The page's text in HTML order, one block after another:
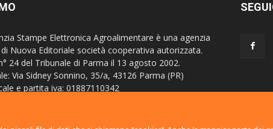
Stampe Elettronica Agroalimentare è una agenzia
Nuova Editoriale società cooperativa autorizzata.
24 del Tribunale di Parma il 13 agosto 2002.
Via Sidney Sonnino, 35/a, 43126 Parma (PR)
e partita iva: 01887110342